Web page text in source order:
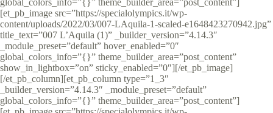
global_colors_info=”{}” theme_builder_area=”post_content”]
[et_pb_image src=”https://specialolympics.it/wp-
content/uploads/2022/03/007-LAquila-1-scaled-e1648423270942.jpg”
title_text=”007 L’Aquila (1)” _builder_version=”4.14.3″
_module_preset=”default” hover_enabled=”0″
global_colors_info=”{}” theme_builder_area=”post_content”
show_in_lightbox=”on” sticky_enabled=”0″][/et_pb_image]
[/et_pb_column][et_pb_column type=”1_3″
_builder_version=”4.14.3″ _module_preset=”default”
global_colors_info=”{}” theme_builder_area=”post_content”]